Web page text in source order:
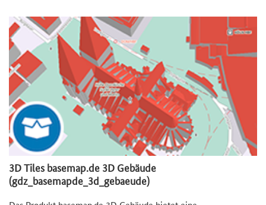
3D Tiles basemap.de 3D Gebäude
(gdz_basemapde_3d_gebaeude)